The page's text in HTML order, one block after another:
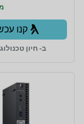
קנו
ב- חיון